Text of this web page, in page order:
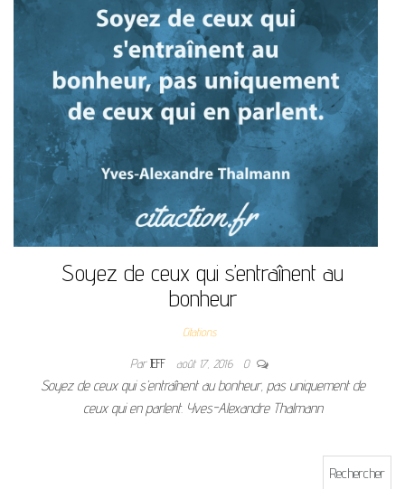
Soyez de ceux qui s’entraînent au
bonheur
Citations
ParJEFF août 17, 2016 0
Soyez de ceux qui s’entraînent au bonheur, pas uniquement de
ceux qui en parlent. Yves-Alexandre Thalmann